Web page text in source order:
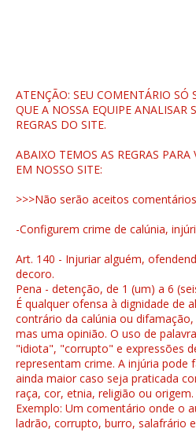
ATENÇÃO: SEU COMENTÁRIO SÓ
QUE A NOSSA EQUIPE ANALISAR
REGRAS DO SITE.
ABAIXO TEMOS AS REGRAS
EM NOSSO SITE:
>>>Não serão aceitos
-Configurem crime de calúnia,
Art. 140 - Injuriar alguém,
decoro.
Pena - detenção, de 1 (um) a 6
É qualquer ofensa à dignidade de
contrário da calúnia ou
mas uma opinião. O uso de
"idiota", "corrupto" e expressões
representam crime. A injúria pode
ainda maior caso seja praticada
raça, cor, etnia, religião ou origem.
Exemplo: Um comentário onde o
ladrão, corrupto, burro, salafrário